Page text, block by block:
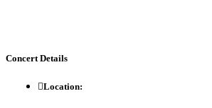
ConcertDetails
Location: